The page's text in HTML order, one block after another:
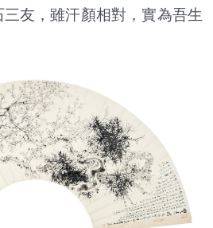
友，雖汗顏相對，實為吾生